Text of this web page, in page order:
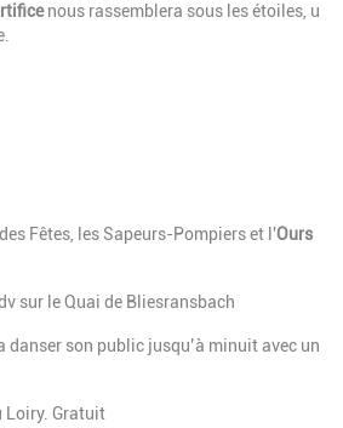
nous rassemblera sous les étoiles, u
Fêtes, les Sapeurs-Pompiers et l'Ours
sur le Quai de Bliesransbach
son public jusqu’à minuit avec un
Loiry. Gratuit